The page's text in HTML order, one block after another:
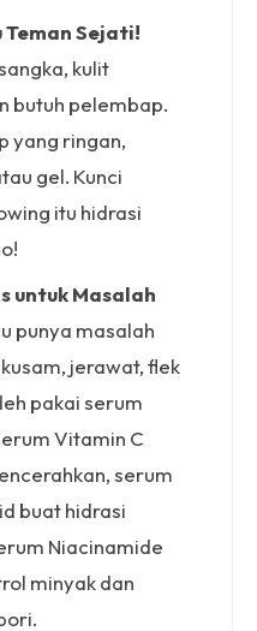
Teman Sejati!
kulit
butuh pelembap.
yang ringan,
gel. Kunci
itu hidrasi
untuk Masalah
punya masalah
jerawat, flek
pakai serum
Vitamin C
serum
buat hidrasi
Niacinamide
minyak dan